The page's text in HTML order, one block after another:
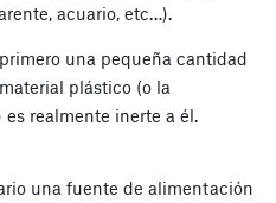
acuario, etc…).
una pequeña cantidad
plástico (o la
realmente inerte a él.
una fuente de alimentación